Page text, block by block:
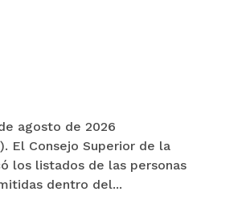
agosto de 2026
El Consejo Superior de la
los listados de las personas
dentro del...